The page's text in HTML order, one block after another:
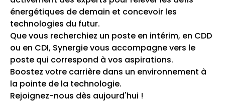
énergétiques de demain et concevoir les
technologies du futur.
Que vous recherchiez un poste en intérim, en CDD
ou en CDI, Synergie vous accompagne vers le
poste qui correspond à vos aspirations.
Boostez votre carrière dans un environnement à
la pointe de la technologie.
Rejoignez-nous dès aujourd'hui !